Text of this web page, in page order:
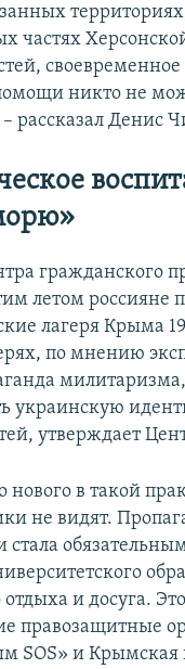
частях
своевременное
никто не
рассказал Денис
гражданского
летом россияне
лагеря Крыма
по мнению
украинскую
утверждает
нового в такой
не видят.
стала
и досуга.
правозащитные
SOS» и Крымская